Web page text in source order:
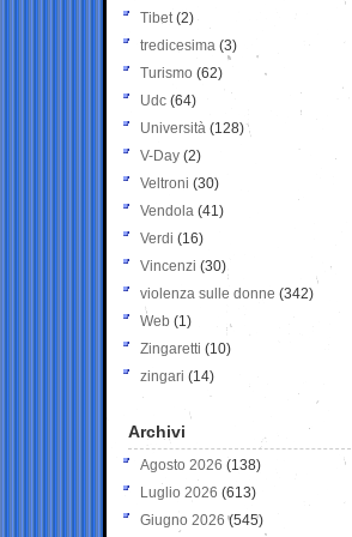
Tibet(2)
tredicesima (3)
Turismo (62)
Udc (64)
Università (128)
V-Day (2)
Veltroni (30)
Vendola (41)
Verdi (16)
Vincenzi (30)
violenza sulle donne (342)
Web (1)
Zingaretti (10)
zingari (14)
Archivi
Agosto 2026 (138)
Luglio 2026 (613)
Giugno 2026 (545)